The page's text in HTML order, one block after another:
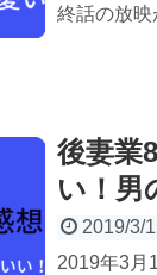
終話の放
後妻業
い！男
2019/3/
2019年3月